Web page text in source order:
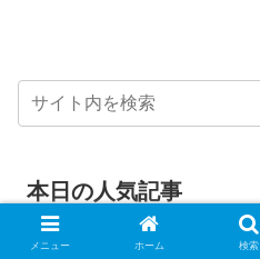
本日の人気記事
【ティア
メニュー ホーム 検索